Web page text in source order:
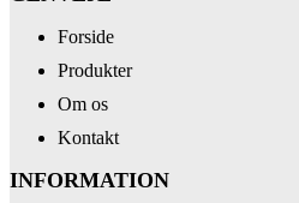
Forside
Produkter
Om os
Kontakt
INFORMATION